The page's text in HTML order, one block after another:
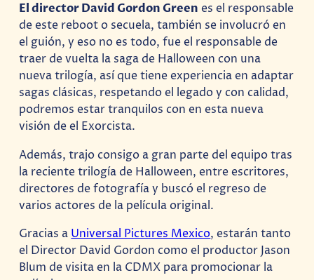
El director David Gordon Green es el responsable
de este reboot o secuela, también se involucró en
el guión, y eso no es todo, fue el responsable de
traer de vuelta la saga de Halloween con una
nueva trilogía, así que tiene experiencia en adaptar
sagas clásicas, respetando el legado y con calidad,
podremos estar tranquilos con en esta nueva
visión de el Exorcista.
Además, trajo consigo a gran parte del equipo tras
la reciente trilogía de Halloween, entre escritores,
directores de fotografía y buscó el regreso de
varios actores de la película original.
Gracias a Universal Pictures Mexico, estarán tanto
el Director David Gordon como el productor Jason
Blum de visita en la CDMX para promocionar la